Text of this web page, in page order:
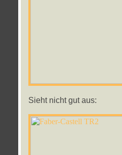
Sieht nicht gut aus: